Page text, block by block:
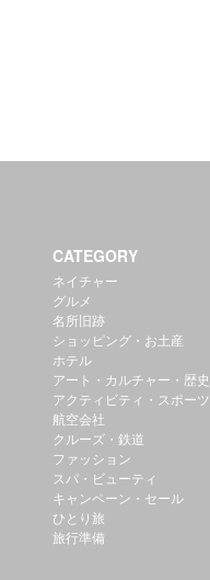
CATEGORY
ネイチャー
グルメ
名所旧跡
ショッピング・お土産
ホテル
アート・カルチャー・歴史
アクティビティ・スポーツ
航空会社
クルーズ・鉄道
ファッション
スパ・ビューティ
キャンペーン・セール
ひとり旅
旅行準備